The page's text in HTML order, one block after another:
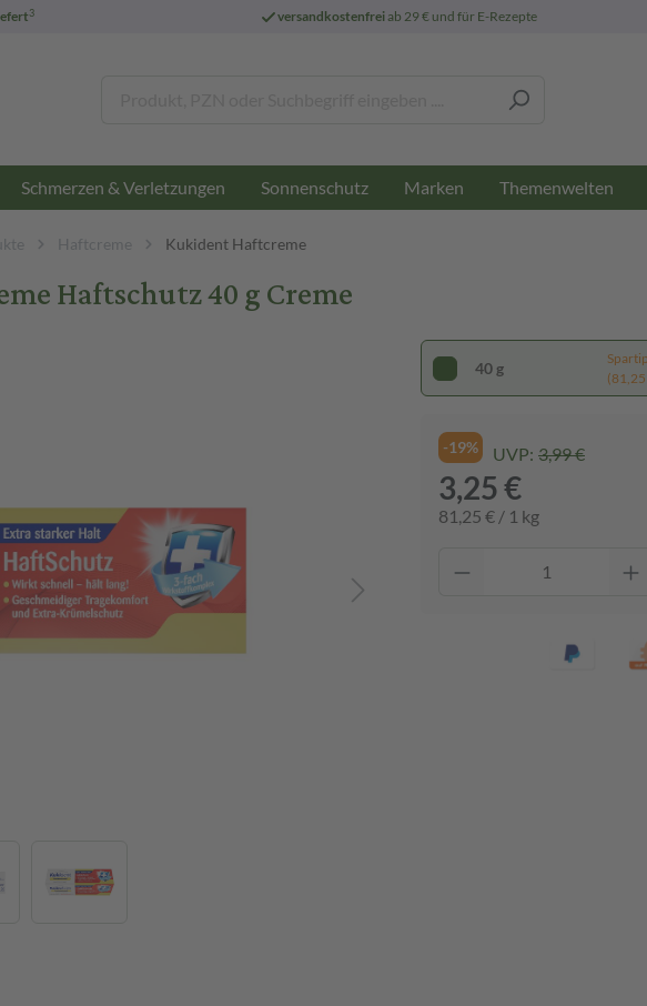
3 versandkostenfreiab 29 € und für E-Rezepte
Schmerzen & Verletzungen Sonnenschutz Marken Themenwelten
Haftcreme Kukident Haftcreme
Haftschutz 40 g Creme
40 g
(81,25
-19% UVP: 3,99 €
3,25 €
81,25 € / 1 kg